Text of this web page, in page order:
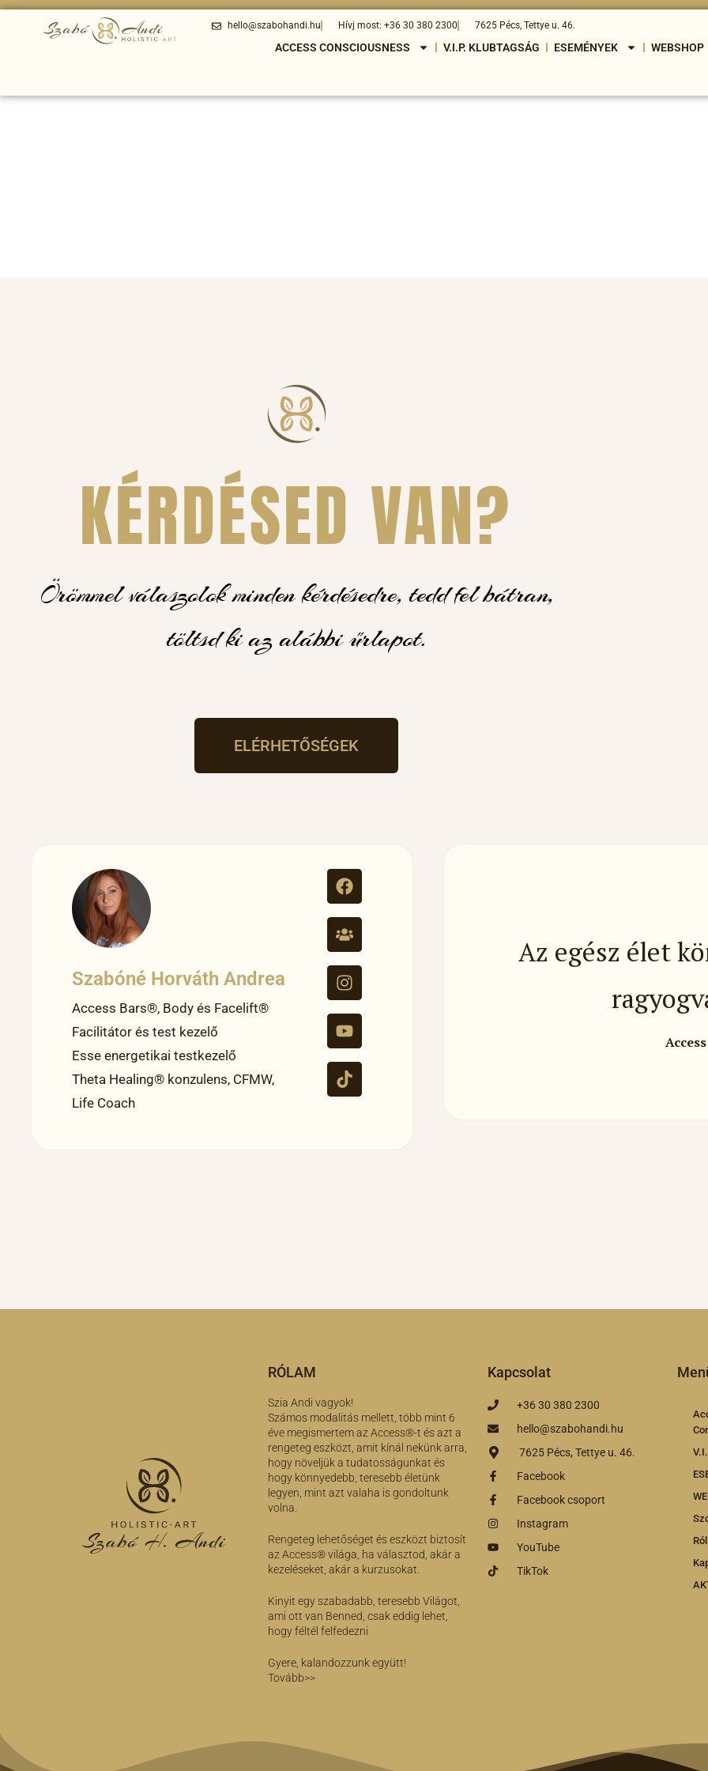
hello@szabohandi.hu Hívj most: +36 30 380 2300 7625 Pécs, Tettye u. 46.
ACCESS CONSCIOUSNESS V.I.P. KLUBTAGSÁG ESEMÉNYEK WEBSHOP
KÉRDÉSED VAN?
Örömmel válaszolok minden kérdésedre, tedd fel bátran,
töltsd ki az alábbi űrlapot.
ELÉRHETŐSÉGEK
Szabóné Horváth Andrea
Access Bars®, Body és Facelift®
Facilitátor és test kezelő
Esse energetikai testkezelő
Theta Healing® konzulens, CFMW,
Life Coach
Az egész élet
RÓLAM
Szia Andi vagyok!
Számos modalitás mellett, több mint 6
éve megismertem az Access®-t és azt a
rengeteg eszközt, amit kínál nekünk arra,
hogy növeljük a tudatosságunkat és
hogy könnyedebb, teresebb életünk
legyen, mint azt valaha is gondoltunk
volna.
Rengeteg lehetőséget és eszközt biztosít
az Access® világa, ha választod, akár a
kezeléseket, akár a kurzusokat.
Kinyit egy szabadabb, teresebb Világot,
ami ott van Benned, csak eddig lehet,
hogy féltél felfedezni
Gyere, kalandozzunk együtt!
Tovább>>
Kapcsolat
+36 30 380 2300
hello@szabohandi.hu
7625 Pécs, Tettye u. 46.
Facebook
Facebook csoport
Instagram
YouTube
TikTok